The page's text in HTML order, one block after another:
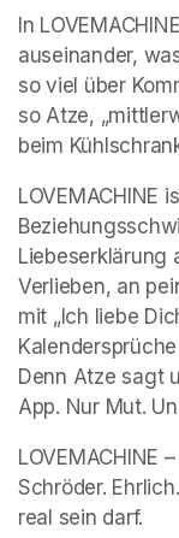
In
auseinander,
so viel über
so Atze,
beim
LOVEMACHINE
Liebeserklärung
Verlieben, an
mit „Ich liebe
Denn Atze sagt
App. Nur Mut.
LOVEMACHINE
Schröder.
real sein darf.